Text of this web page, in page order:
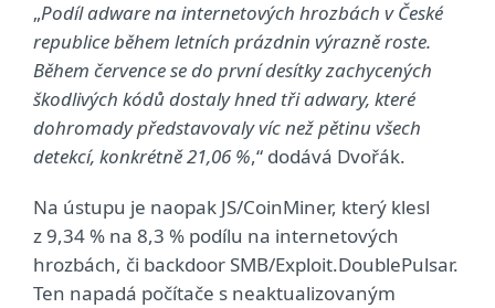
„Podíl adware na internetových hrozbách v České
republice během letních prázdnin výrazně roste.
Během července se do první desítky zachycených
škodlivých kódů dostaly hned tři adwary, které
dohromady představovaly víc než pětinu všech
detekcí, konkrétně 21,06 %,“ dodává Dvořák.
Na ústupu je naopak JS/CoinMiner, který klesl
z 9,34 % na 8,3 % podílu na internetových
hrozbách, či backdoor SMB/Exploit.DoublePulsar.
Ten napadá počítače s neaktualizovaným